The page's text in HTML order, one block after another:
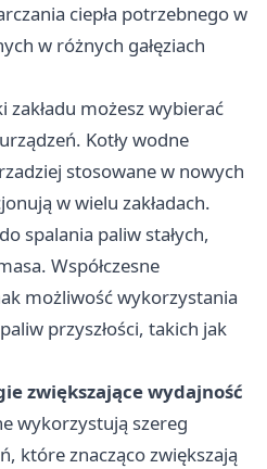
ciepła potrzebnego w
w różnych gałęziach
zakładu możesz wybierać
Kotły wodne
stosowane w nowych
w wielu zakładach.
spalania paliw stałych,
Współczesne
możliwość wykorzystania
przyszłości, takich jak
zwiększające wydajność
wykorzystują szereg
które znacząco zwiększają